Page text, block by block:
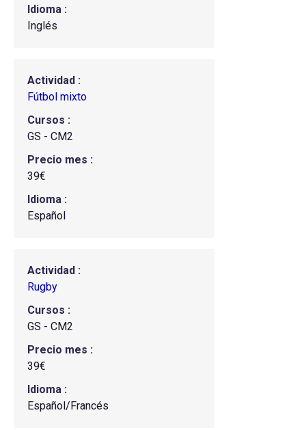
Idioma
Inglés
Actividad
Fútbol mixto
Cursos
GS - CM2
Precio mes
39€
Idioma
Español
Actividad
Rugby
Cursos
GS - CM2
Precio mes
39€
Idioma
Español/Francés